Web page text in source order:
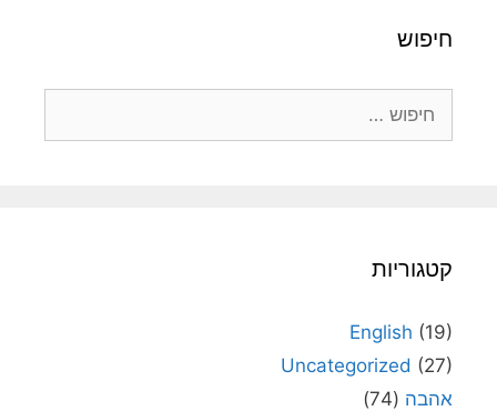
חיפוש
קטגוריות
English (19)
Uncategorized (27)
אהבה (74)